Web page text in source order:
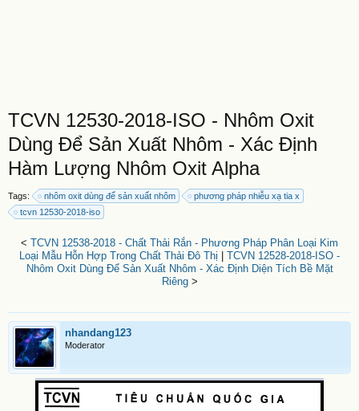
TCVN 12530-2018-ISO - Nhôm Oxit
Dùng Để Sản Xuất Nhôm - Xác Định
Hàm Lượng Nhôm Oxit Alpha
Tags: nhôm oxit dùng để sản xuất nhôm
phương pháp nhiễu xạ tia x
tcvn 12530-2018-iso
< TCVN 12538-2018 - Chất Thải Rắn - Phương Pháp Phân Loại Kim
Loại Mẫu Hỗn Hợp Trong Chất Thải Đô Thị
TCVN 12528-2018-ISO -
Nhôm Oxit Dùng Để Sản Xuất Nhôm - Xác Định Diện Tích Bề Mặt
Riêng>
nhandang123
Moderator